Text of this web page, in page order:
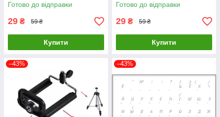
Готово до відправки
29 ₴ 59 ₴
Купити
Готово до відправки
29 ₴ 59 ₴
Купити
–43% –43%